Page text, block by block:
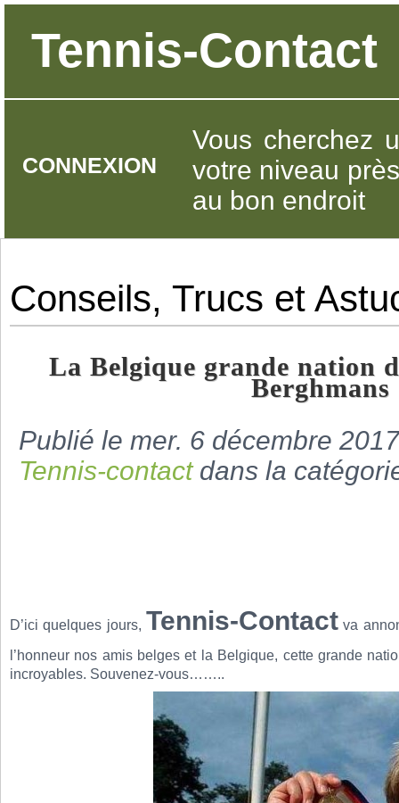
Tennis-Contact
Vous cherchez
votre niveau
au bon endroit
CONNEXION
Conseils, Trucs et
La Belgique grande nation
Berghmans
Publié le mer. 6 décembre
Tennis-contactdans la
D’ici quelques jours, Tennis-Contact va
l’honneur nos amis belges et la Belgique, cette grande
incroyables. Souvenez-vous……..